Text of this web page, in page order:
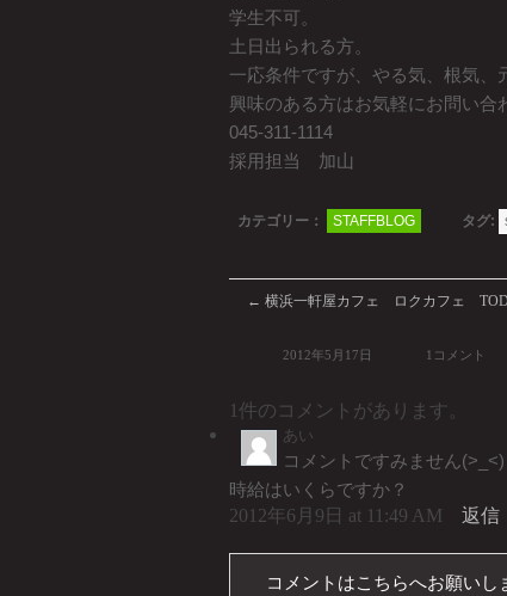
学生不可。
土日出られる方。
一応条件ですが、やる気、根気、
興味のある方はお気軽にお問い合
045-311-1114
採用担当 加山
カテゴリー： STAFFBLOG タグ:
← 横浜一軒屋カフェ ロクカフェ
2012年5月17日 1コメント
1件のコメントがあります。
あい
コメントですみません(>_<)
時給はいくらですか？
2012年6月9日 at 11:49 AM 返信
コメントはこちらへお願いし